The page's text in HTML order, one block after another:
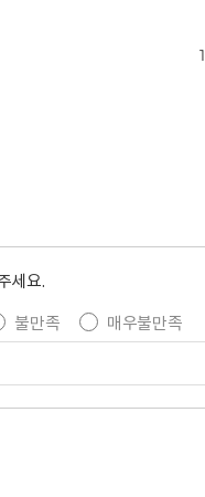
1
세요.
불만족
매우불만족